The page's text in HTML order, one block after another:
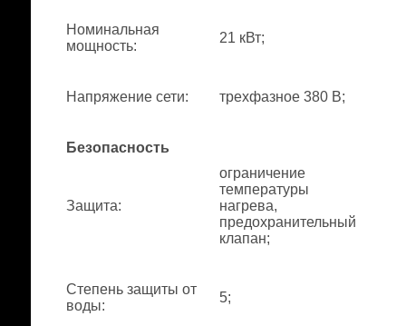
Номинальная
мощность:
21 кВт;
Напряжение сети: трехфазное 380 В;
Безопасность
Защита:
ограничение
температуры
нагрева,
предохранительный
клапан;
Степень защиты от
воды:
5;